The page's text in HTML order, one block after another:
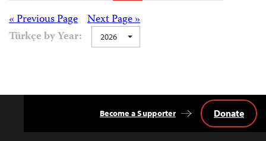
Posts
navigation
Next Page »
« Previous Page
Türkçe by Year:
2026
Become a Supporter Donate